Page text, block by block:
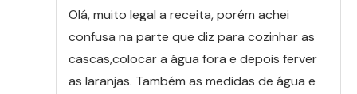
Olá, muito legal a receita, porém achei
confusa na parte que diz para cozinhar as
cascas,colocar a água fora e depois ferver
as laranjas. Também as medidas de água e